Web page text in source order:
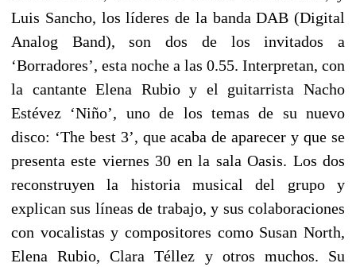
Luis Sancho, los líderes de la banda DAB (Digital
Analog Band), son dos de los invitados a
‘Borradores’, esta noche a las 0.55. Interpretan, con
la cantante Elena Rubio y el guitarrista Nacho
Estévez ‘Niño’, uno de los temas de su nuevo
disco: ‘The best 3’, que acaba de aparecer y que se
presenta este viernes 30 en la sala Oasis. Los dos
reconstruyen la historia musical del grupo y
explican sus líneas de trabajo, y sus colaboraciones
con vocalistas y compositores como Susan North,
Elena Rubio, Clara Téllez y otros muchos. Su